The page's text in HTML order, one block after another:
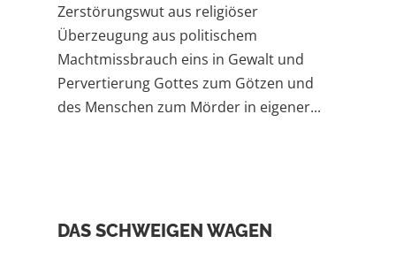
Zerstörungswut aus religiöser
Überzeugung aus politischem
Machtmissbrauch eins in Gewalt und
Pervertierung Gottes zum Götzen und
des Menschen zum Mörder in eigener...
DAS SCHWEIGEN WAGEN